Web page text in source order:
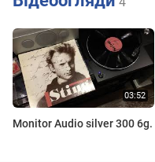
Monitor Audio silver 300 6g.